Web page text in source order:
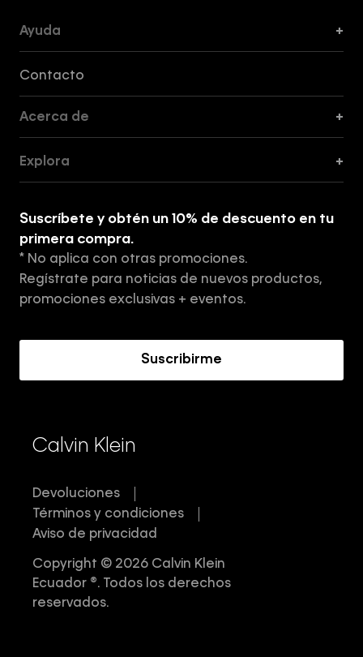
Ayuda +
Contacto
Acerca de +
Tiendas
Aviso de privacidad
Términos y Condiciones
Explora +
Suscríbete y obtén un 10% de descuento en tu
primera compra.
* No aplica con otras promociones.
Regístrate para noticias de nuevos productos,
promociones exclusivas + eventos.
Suscribirme
Calvin Klein
Devoluciones
Términos y condiciones
Aviso de privacidad
Copyright © 2026 Calvin Klein
Ecuador ®. Todos los derechos
reservados.